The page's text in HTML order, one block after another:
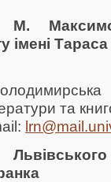
М.
імені
та